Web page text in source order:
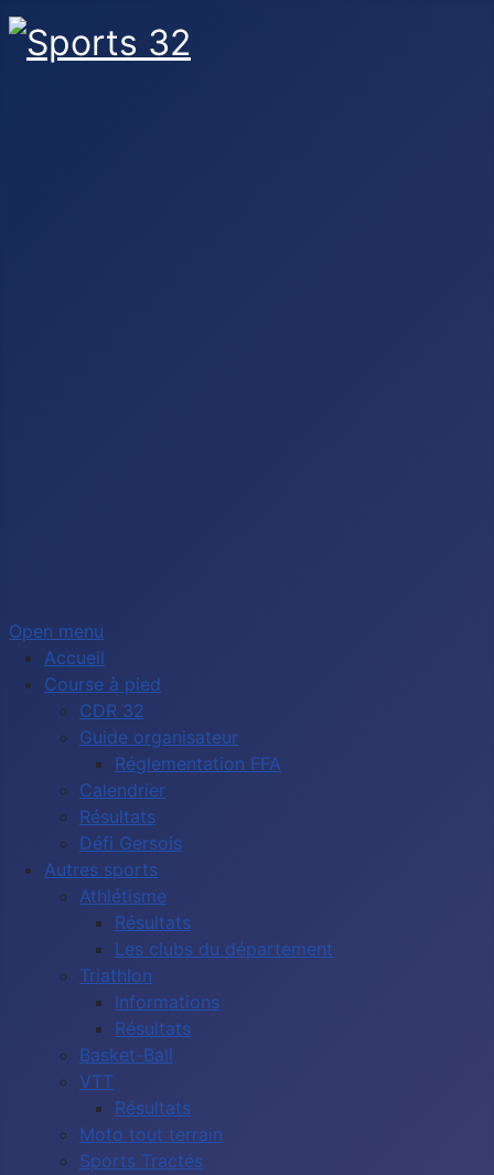
Open menu
Accueil
Course à pied
CDR 32
Guide organisateur
Réglementation FFA
Calendrier
Résultats
Défi Gersois
Autres sports
Athlétisme
Résultats
Les clubs du département
Triathlon
Informations
Résultats
Basket-Ball
VTT
Résultats
Moto tout terrain
Sports Tractés